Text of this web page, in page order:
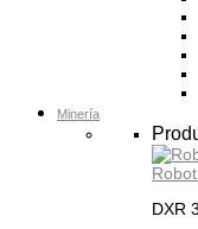
Minería
DXR